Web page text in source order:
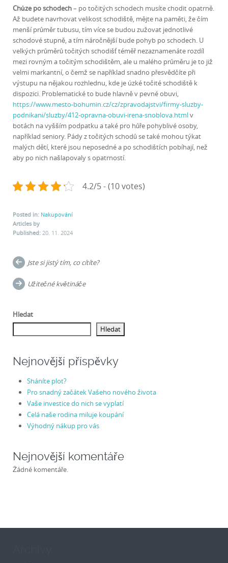
Chůze po schodech– po točitých schodech musíte chodit opatrně.
Až budete navrhovat velikost schodiště, mějte na paměti, že čím
menší průměr tubusu, tím více se budou zužovat jednotlivé
schodové stupně, a tím náročnější bude pohyb po schodech. U
velkých průměrů točitých schodišť téměř nezaznamenáte rozdíl
mezi rovným a točitým schodištěm, ale u malého průměru je to již
velmi markantní, o čemž se například snadno přesvědčíte při
výstupu na nějakou rozhlednu, kde je úzké točité schodiště k
dispozici. Problematické to bude hlavně v pevné obuvi,
https://www.mesto-bohumin.cz/cz/zpravodajstvi/firmy-sluzby-
podnikani/sluzby/412-opravna-obuvi-irena-snoblova.htmlv
botách na vyšším podpatku a také pro hůře pohyblivé osoby,
například seniory. Pády z točitých schodů se také mohou týkat
malých dětí, které jsou neposedné a po schodištích pobíhají, než
aby po nich našlapovaly s opatrností.
4.2/5 - (10 votes)
Posted in: Nakupování
Articles by
Published: 20. 11. 2024
Post
navigation
Jste si jistý tím, co cítíte?
Užitečné květináče
Hledat
Hledat
Nejnovější příspěvky
Sháníte plot?
Pro snadný začátek Vašeho nového života
Vaše investice do nich se vyplatí
Celá naše rodina miluje koupání
Výhodný nákup pro vás
Nejnovější komentáře
Žádné komentáře.